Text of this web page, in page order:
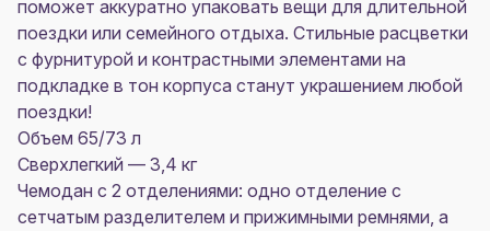
поможет аккуратно упаковать вещи для длительной
поездки или семейного отдыха. Стильные расцветки
с фурнитурой и контрастными элементами на
подкладке в тон корпуса станут украшением любой
поездки!
Объем 65/73 л
Сверхлегкий — 3,4 кг
Чемодан с 2 отделениями: одно отделение с
сетчатым разделителем и прижимными ремнями, а